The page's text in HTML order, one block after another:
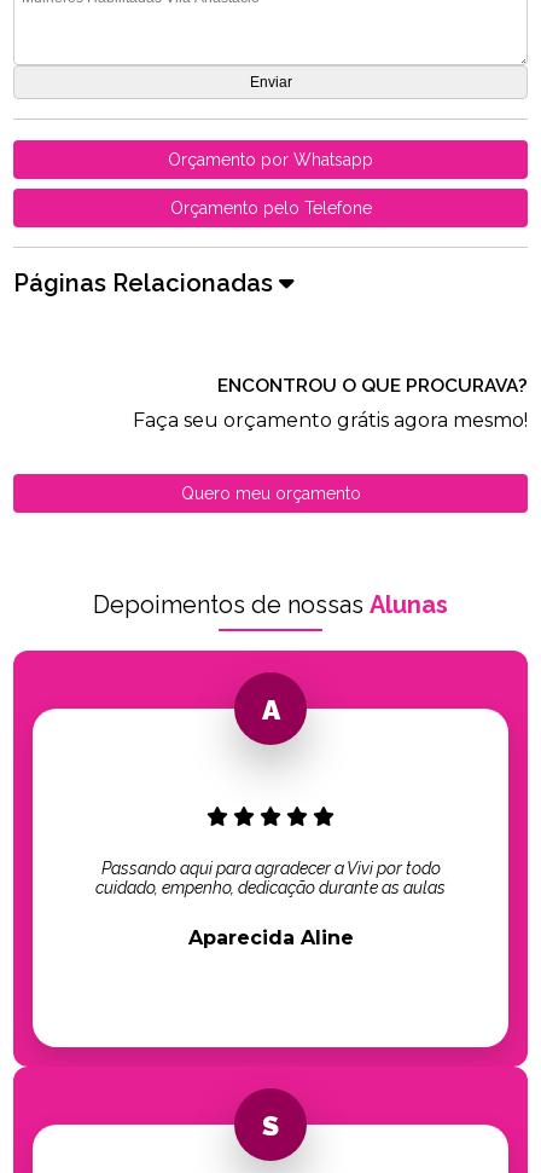
Orçamento por Whatsapp
Orçamento pelo Telefone
Páginas Relacionadas
ENCONTROU O QUE PROCURAVA?
Faça seu orçamento grátis agora mesmo!
Quero meu orçamento
Depoimentos de nossas Alunas
Passando aqui para agradecer a Vivi por todo
cuidado, empenho, dedicação durante as aulas
Aparecida Aline